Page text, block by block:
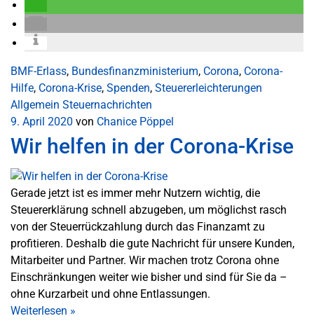
BMF-Erlass, Bundesfinanzministerium, Corona, Corona-
Hilfe, Corona-Krise, Spenden, Steuererleichterungen
Allgemein Steuernachrichten
9. April 2020 von Chanice Pöppel
Wir helfen in der Corona-Krise
Gerade jetzt ist es immer mehr Nutzern wichtig, die
Steuererklärung schnell abzugeben, um möglichst rasch
von der Steuerrückzahlung durch das Finanzamt zu
profitieren. Deshalb die gute Nachricht für unsere Kunden,
Mitarbeiter und Partner. Wir machen trotz Corona ohne
Einschränkungen weiter wie bisher und sind für Sie da –
ohne Kurzarbeit und ohne Entlassungen.
Weiterlesen »